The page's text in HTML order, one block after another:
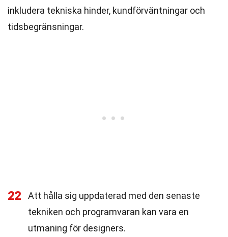
inkludera tekniska hinder, kundförväntningar och
tidsbegränsningar.
22
Att hålla sig uppdaterad med den senaste
tekniken och programvaran kan vara en
utmaning för designers.